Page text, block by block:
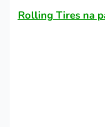
Rolling Tires na